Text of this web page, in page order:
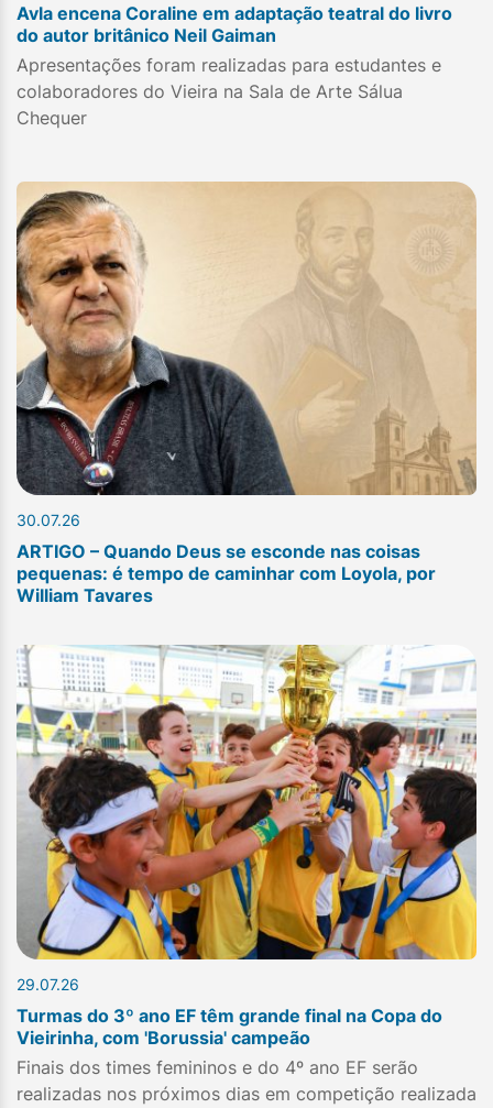
Avla encena Coraline em adaptação teatral do livro
do autor britânico Neil Gaiman
Apresentações foram realizadas para estudantes e
colaboradores do Vieira na Sala de Arte Sálua
Chequer
30.07.26
ARTIGO – Quando Deus se esconde nas coisas
pequenas: é tempo de caminhar com Loyola, por
William Tavares
29.07.26
Turmas do 3º ano EF têm grande final na Copa do
Vieirinha, com 'Borussia' campeão
Finais dos times femininos e do 4º ano EF serão
realizadas nos próximos dias em competição realizada